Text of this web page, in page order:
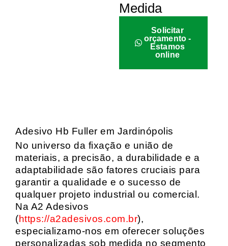
Medida
Solicitar
orçamento -
Estamos
online
Adesivo Hb Fuller em Jardinópolis
No universo da fixação e união de
materiais, a precisão, a durabilidade e a
adaptabilidade são fatores cruciais para
garantir a qualidade e o sucesso de
qualquer projeto industrial ou comercial.
Na A2 Adesivos
(https://a2adesivos.com.br),
especializamo-nos em oferecer soluções
personalizadas sob medida no segmento